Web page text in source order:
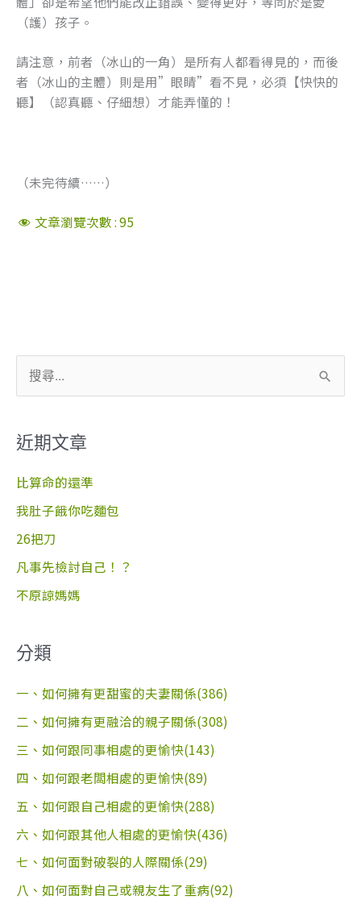
（護）孩子。
請注意，前者（冰山的一角）是所有人都看得見的，而後
者（冰山的主體）則是用”眼睛”看不見，必須【快快的
聽】（認真聽、仔細想）才能弄懂的！
（未完待續……）
文章瀏覽次數 :95
尋
鍵
字
:
近期文章
比算命的還準
我肚子餓你吃麵包
26把刀
凡事先檢討自己！？
不原諒媽媽
分類
一、如何擁有更甜蜜的夫妻關係(386)
二、如何擁有更融洽的親子關係(308)
三、如何跟同事相處的更愉快(143)
四、如何跟老闆相處的更愉快(89)
五、如何跟自己相處的更愉快(288)
六、如何跟其他人相處的更愉快(436)
七、如何面對破裂的人際關係(29)
八、如何面對自己或親友生了重病(92)